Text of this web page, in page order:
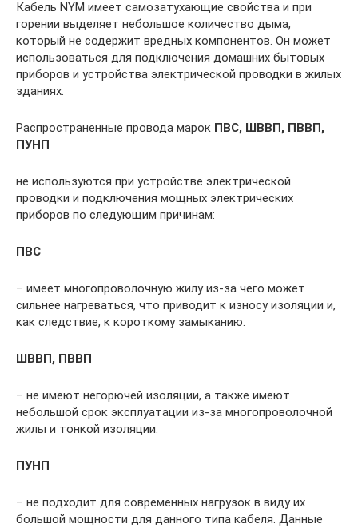
Кабель NYM имеет самозатухающие свойства и при
горении выделяет небольшое количество дыма,
который не содержит вредных компонентов. Он может
использоваться для подключения домашних бытовых
приборов и устройства электрической проводки в жилых
зданиях.
Распространенные провода марок ПВС, ШВВП, ПВВП,
ПУНП
не используются при устройстве электрической
проводки и подключения мощных электрических
приборов по следующим причинам:
ПВС
– имеет многопроволочную жилу из-за чего может
сильнее нагреваться, что приводит к износу изоляции и,
как следствие, к короткому замыканию.
ШВВП, ПВВП
– не имеют негорючей изоляции, а также имеют
небольшой срок эксплуатации из-за многопроволочной
жилы и тонкой изоляции.
ПУНП
– не подходит для современных нагрузок в виду их
большой мощности для данного типа кабеля. Данные